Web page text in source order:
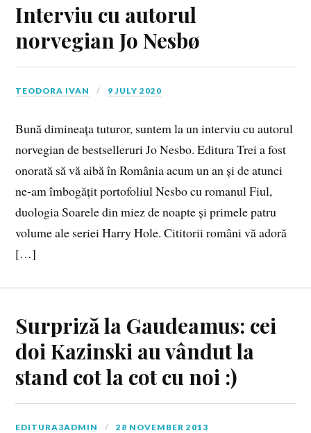
Interviu cu autorul
norvegian Jo Nesbø
TEODORA IVAN 9 JULY 2020
Bună dimineața tuturor, suntem la un interviu cu autorul
norvegian de bestselleruri Jo Nesbo. Editura Trei a fost
onorată să vă aibă în România acum un an și de atunci
ne-am îmbogățit portofoliul Nesbo cu romanul Fiul,
duologia Soarele din miez de noapte și primele patru
volume ale seriei Harry Hole. Cititorii români vă adoră
[…]
Surpriză la Gaudeamus: cei
doi Kazinski au vândut la
stand cot la cot cu noi :)
EDITURA3ADMIN 28 NOVEMBER 2013